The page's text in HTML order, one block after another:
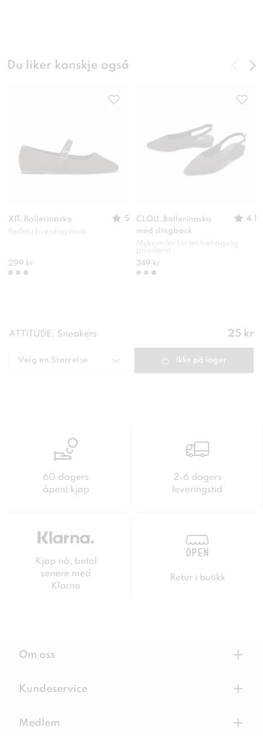
Du liker kanskje også
XIT, Ballerinasko
5
Perfekt hverdagslook
299 kr
CLOU, Ballerinasko
med slingback
4.1
Mykere for for en behagelig
passform
349 kr
ATTITUDE, Sneakers Pris:
25 kr
Velg en Størrelse Ikke på lager
60 dagers
åpent kjøp
2-6 dagers
leveringstid
Kjøp nå, betal
senere med
Klarna
Retur i butikk
Om oss +
Kundeservice +
Medlem +